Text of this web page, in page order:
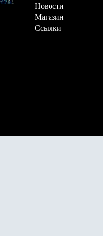
Новости
Магазин
Ссылки